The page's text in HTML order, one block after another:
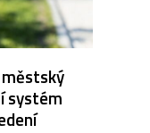
systém